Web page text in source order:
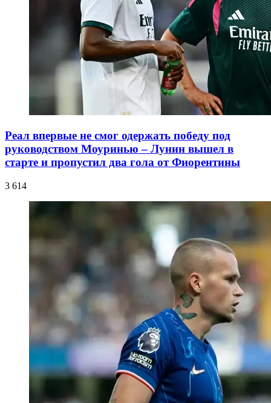
Реал впервые не смог одержать победу под
руководством Моуринью – Лунин вышел в
старте и пропустил два гола от Фиорентины
3 614